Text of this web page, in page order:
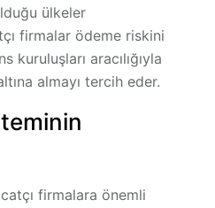
ülkeler
firmalar ödeme riskini
kuruluşları aracılığıyla
almayı tercih eder.
firmalara önemli